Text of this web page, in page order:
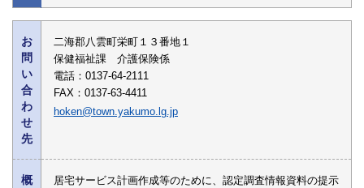
お
問
い
合
わ
せ
先
二海郡八雲町栄町１３番地１
保健福祉課 介護保険係
電話：0137-64-2111
FAX：0137-63-4411
hoken@town.yakumo.lg.jp
概
居宅サービス計画作成等のために、認定調査情報資料の提示